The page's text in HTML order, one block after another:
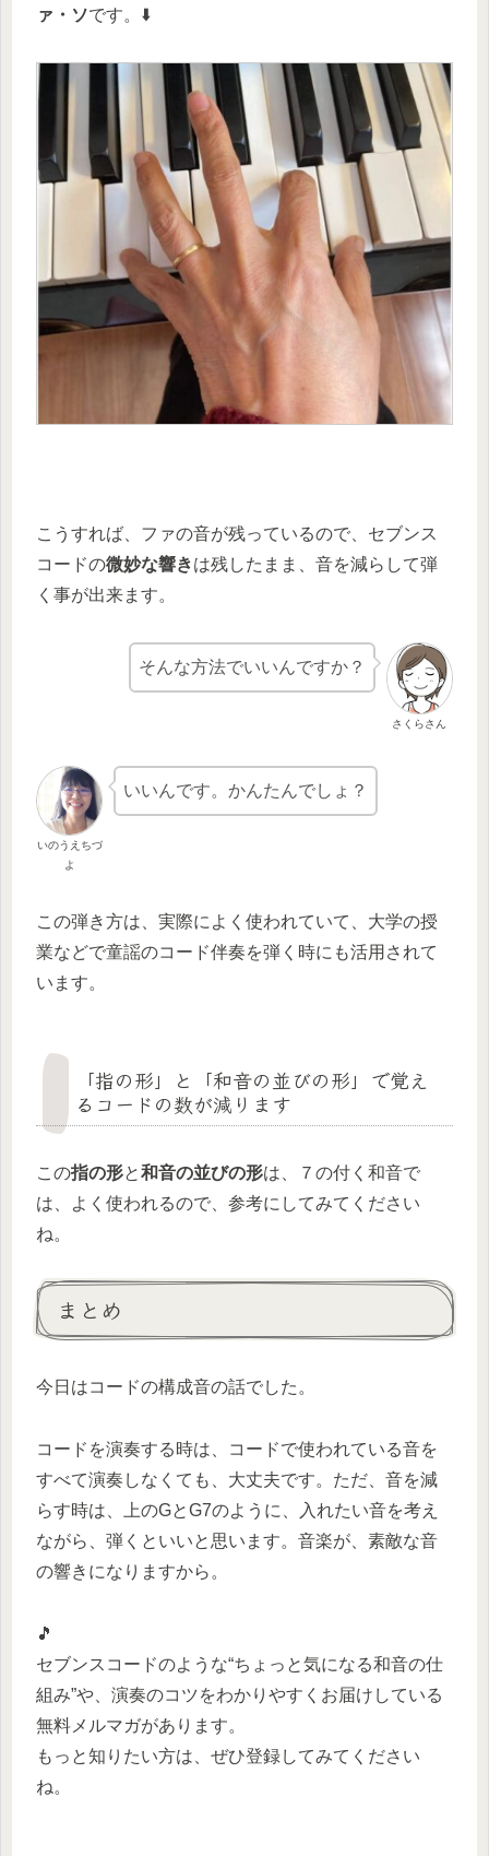
ァ・ソです。⬇️
こうすれば、ファの音が残っているので、セブンス
コードの微妙な響きは残したまま、音を減らして弾
く事が出来ます。
さくらさん
そんな方法でいいんですか？
いのうえちづ
よ
いいんです。かんたんでしょ？
この弾き方は、実際によく使われていて、大学の授
業などで童謡のコード伴奏を弾く時にも活用されて
います。
「指の形」と「和音の並びの形」で覚え
るコードの数が減ります
この指の形と和音の並びの形は、７の付く和音で
は、よく使われるので、参考にしてみてください
ね。
まとめ
今日はコードの構成音の話でした。
コードを演奏する時は、コードで使われている音を
すべて演奏しなくても、大丈夫です。ただ、音を減
らす時は、上のGとG7のように、入れたい音を考え
ながら、弾くといいと思います。音楽が、素敵な音
の響きになりますから。
🎵
セブンスコードのような“ちょっと気になる和音の仕
組み”や、演奏のコツをわかりやすくお届けしている
無料メルマガがあります。
もっと知りたい方は、ぜひ登録してみてください
ね。